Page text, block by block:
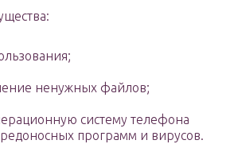
ненужных файлов;
систему телефона
программ и вирусов.